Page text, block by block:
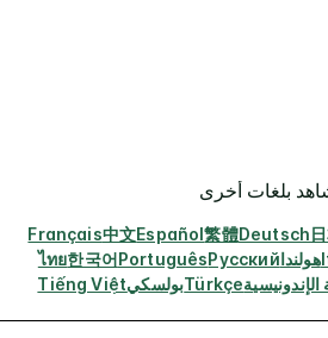
بلغات أخرى
Deutsch
繁體
Español
中文
Français
هولنداРусский
Português
한국어
ไทย
الإندونيسيةTürkçeبولسكيTiếng Việt